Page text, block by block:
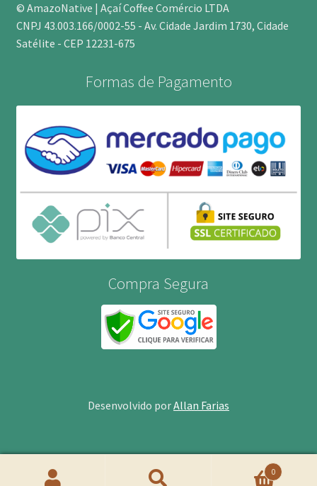
© AmazoNative | Açaí Coffee Comércio LTDA
CNPJ 43.003.166/0002-55 - Av. Cidade Jardim 1730, Cidade
Satélite - CEP 12231-675
Formas de Pagamento
Compra Segura
0
Desenvolvido porAllan Farias